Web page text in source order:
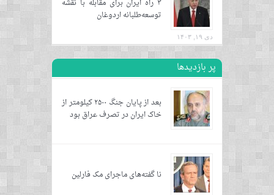
۳ راه ایران برای مقابله با نقشه
توسعه‌طلبانه اردوغان
دی ۱۹, ۱۴۰۳
پر بازدیدها
بعد از پایان جنگ ۲۵۰۰ کیلومتر از
خاک ایران در تصرف عراق بود
نا گفته‌های ماجرای مک فارلین